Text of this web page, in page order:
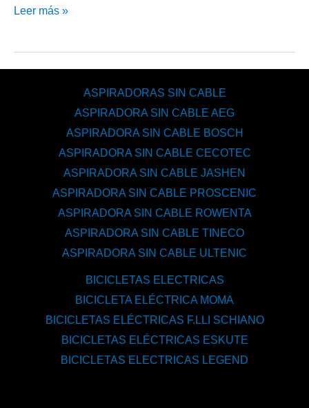
Leer más »
ASPIRADORAS SIN CABLE
ASPIRADORA SIN CABLE AEG
ASPIRADORA SIN CABLE BOSCH
ASPIRADORA SIN CABLE CECOTEC
ASPIRADORA SIN CABLE JASHEN
ASPIRADORA SIN CABLE PROSCENIC
ASPIRADORA SIN CABLE ROWENTA
ASPIRADORA SIN CABLE TINECO
ASPIRADORA SIN CABLE ULTENIC
BICICLETAS ELECTRICAS
BICICLETA ELÉCTRICA MOMA
BICICLETAS ELÉCTRICAS F.LLI SCHIANO
BICICLETAS ELÉCTRICAS ESKUTE
BICICLETAS ELECTRICAS LEGEND